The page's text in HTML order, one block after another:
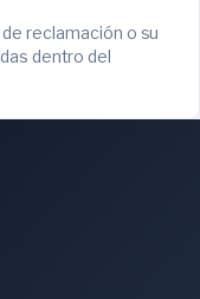
reclamación o su
dentro del